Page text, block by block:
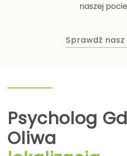
naszej
Sprawdź
Psycholog
Oliwa